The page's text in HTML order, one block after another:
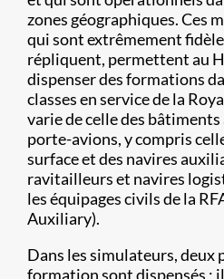
zones géographiques. Ces
qui sont extrêmement
répliquent, permettent au
dispenser des formations
classes en service de la
varie de celle des
porte-avions, y compris
surface et des navires
ravitailleurs et navires
les équipages civils de la
Auxiliary).
Dans les simulateurs, deux
formation sont dispensés ;